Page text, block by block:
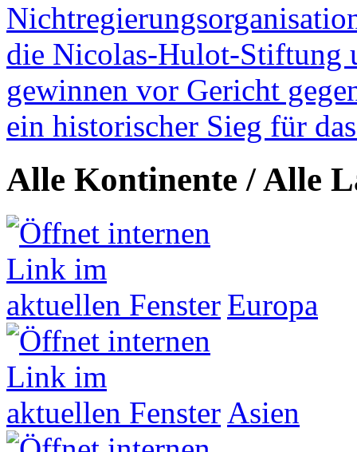
die Nicolas-Hulot-Stiftung
gewinnen vor Gericht
ein historischer Sieg für
Alle Kontinente / Alle
Europa
Asien